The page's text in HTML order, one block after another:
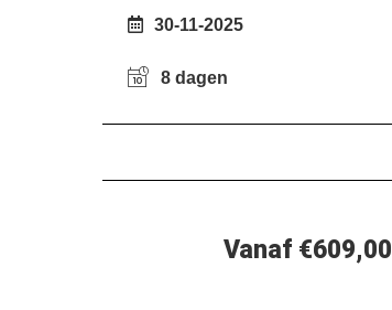
30-11-2025
8 dagen
Vanaf €609,00